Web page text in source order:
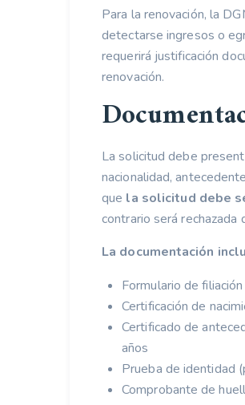
Para la renovación, la
detectarse ingresos o
requerirá justificación
renovación.
La solicitud debe
nacionalidad,
que la solicitud debe
contrario será rechazada
La documentación
Formulario de
Certificación de
Certificado de
años
Prueba de identidad
Comprobante de